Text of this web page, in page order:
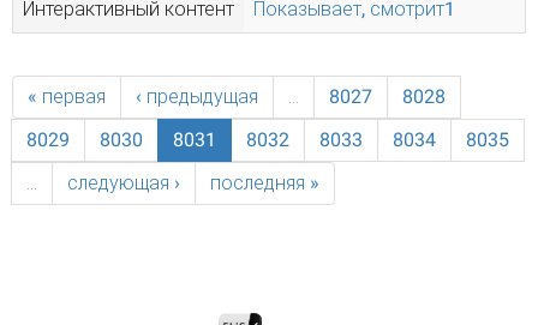
Интерактивный контент Показывает, смотрит1
« первая ‹ предыдущая … 8027
8028
8029
8030 8031 8032 8033 8034
8035
…
следующая › последняя »